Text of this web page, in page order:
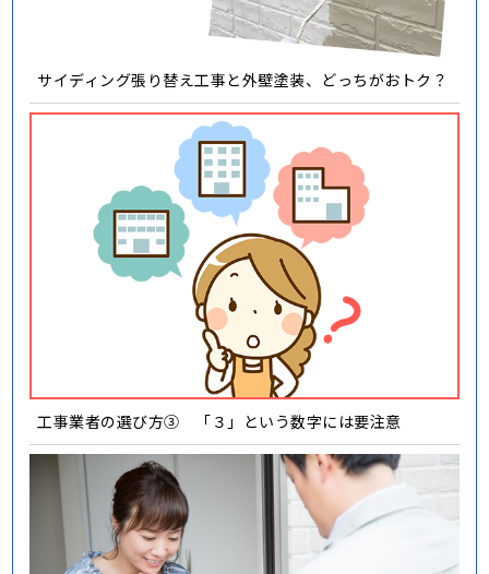
サイディング張り替え工事と外壁塗装、どっちがおトク？
工事業者の選び方③ 「３」という数字には要注意